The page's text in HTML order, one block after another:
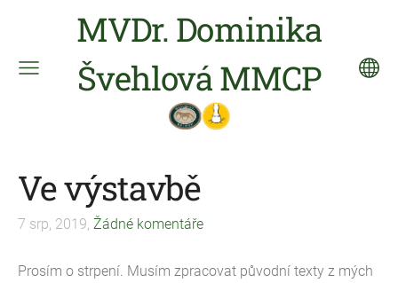
MVDr. Dominika
Švehlová MMCP
Ve výstavbě
7 srp, 2019, Žádné komentáře
Prosím o strpení. Musím zpracovat původní texty z mých